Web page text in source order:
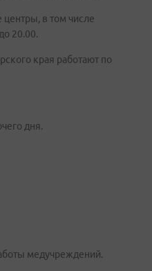
в том числе
20.00.
края работают по
дня.
медучреждений.